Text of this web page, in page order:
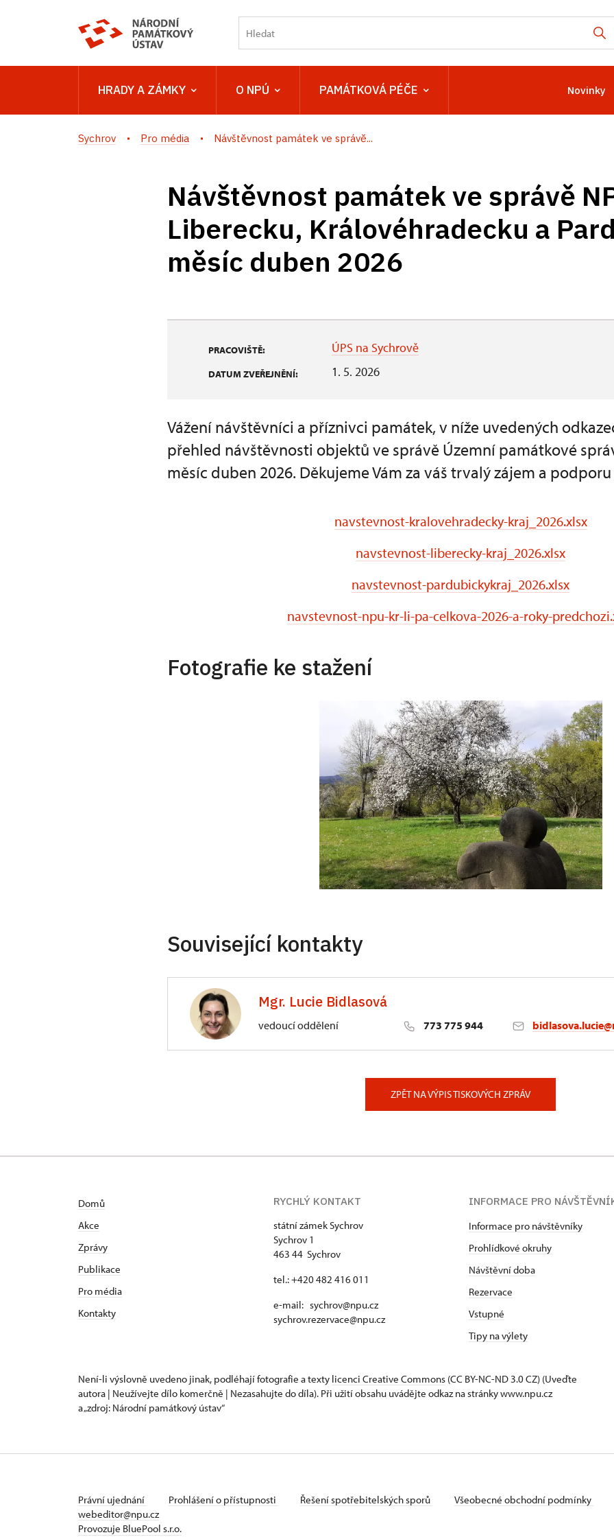
HRADY A ZÁMKY O NPÚ PAMÁTKOVÁ PÉČE Novinky
Sychrov Pro média Návštěvnost památek ve správě...
Návštěvnost památek ve správě
Liberecku, Královéhradecku a
měsíc duben 2026
PRACOVIŠTĚ: ÚPS na Sychrově
DATUM ZVEŘEJNĚNÍ: 1. 5. 2026
Vážení návštěvníci a příznivci památek, v níže uvedených
přehled návštěvnosti objektů ve správě Územní památkové
měsíc duben 2026. Děkujeme Vám za váš trvalý zájem a
navstevnost-kralovehradecky-kraj_2026.xlsx
navstevnost-liberecky-kraj_2026.xlsx
navstevnost-pardubickykraj_2026.xlsx
navstevnost-npu-kr-li-pa-celkova-2026-a-roky-
Fotografie ke stažení
Související kontakty
Mgr. Lucie Bidlasová
vedoucí oddělení 773 775 944
ZPĚT NA VÝPIS TISKOVÝCH ZPRÁV
Domů
Akce
Zprávy
Publikace
Pro média
Kontakty
RYCHLÝ KONTAKT
státní zámek Sychrov
Sychrov 1
463 44 Sychrov
tel.: +420 482 416 011
e-mail: sychrov@npu.cz
sychrov.rezervace@npu.cz
INFORMACE PRO
Informace pro návštěvníky
Prohlídkové okruhy
Návštěvní doba
Rezervace
Vstupné
Tipy na výlety
Není-li výslovně uvedeno jinak, podléhají fotografie a texty licenci Creative Commons (CC BY-NC-ND 3.0 CZ) (Uveďte
autora | Neužívejte dílo komerčně | Nezasahujte do díla). Při užití obsahu uvádějte odkaz na stránky www.npu.cz
a „zdroj: Národní památkový ústav“
Právní ujednání Prohlášení o přístupnosti Řešení spotřebitelských sporů
Všeobecné obchodní podmínky
webeditor@npu.cz
Provozuje BluePool s.r.o.